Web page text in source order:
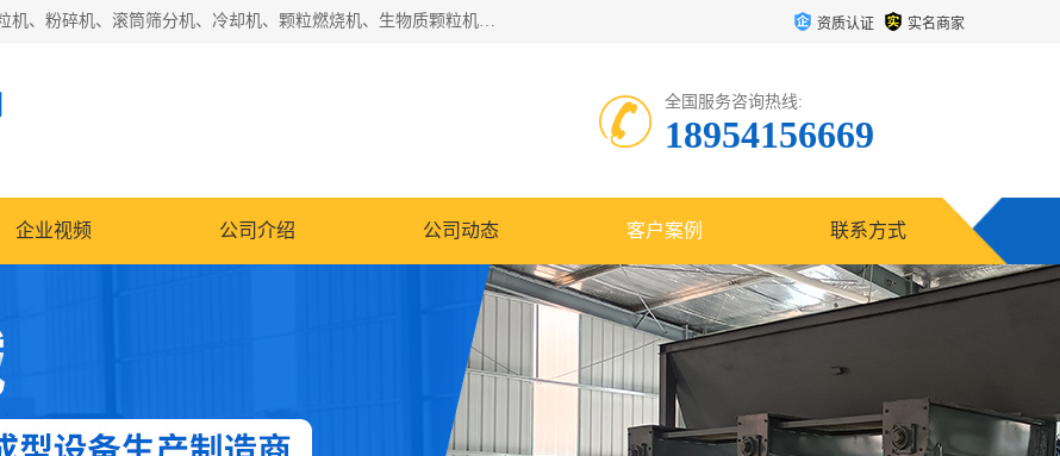
济南恒瑞达机械有限公司主营：颗粒机、环模颗粒机、平模颗粒机、粉碎机、滚筒筛分机、冷却机、颗粒燃烧机、生物质颗粒机、木屑颗粒机、秸秆颗粒机、饲料颗粒机、燃料颗粒机、木材粉碎机、秸秆粉碎机、饲料粉碎机、颗粒冷却机、锯末滚筒筛、锤片粉碎机、滚筒筛、搅拌机等产品。 资质认证 实名商家
全国服务咨询热线:
18954156669
企业视频 公司介绍 公司动态 客户案例 联系方式